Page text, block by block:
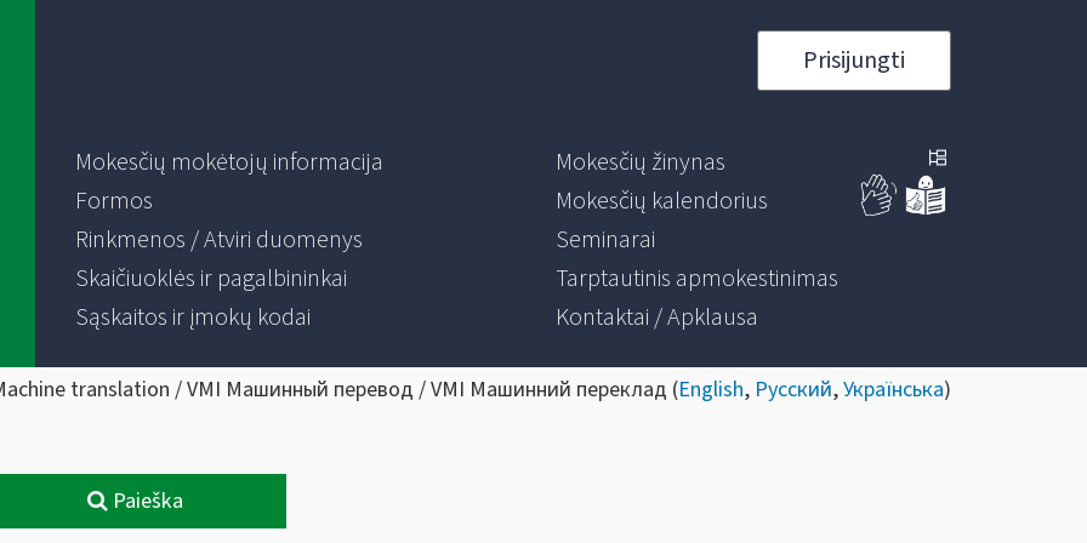
Prisijungti
Mokesčių mokėtojų informacija
Formos
Rinkmenos / Atviri duomenys
Skaičiuoklės ir pagalbininkai
Sąskaitos ir įmokų kodai
Mokesčių žinynas
Mokesčių kalendorius
Seminarai
Tarptautinis apmokestinimas
Kontaktai / Apklausa
translation / VMI Машинный перевод / VMI Машинний переклад (English, Русский,Українська)
Paieška